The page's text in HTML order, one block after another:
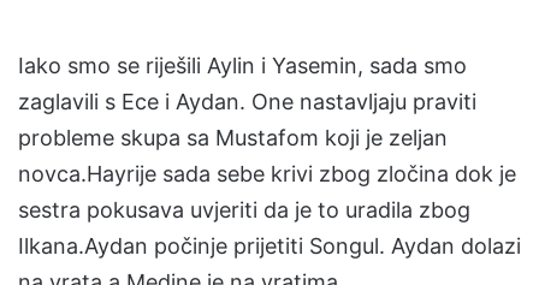
Iako smo se riješili Aylin i Yasemin, sada smo
zaglavili s Ece i Aydan. One nastavljaju praviti
probleme skupa sa Mustafom koji je zeljan
novca.Hayrije sada sebe krivi zbog zločina dok je
sestra pokusava uvjeriti da je to uradila zbog
Ilkana.Aydan počinje prijetiti Songul. Aydan dolazi